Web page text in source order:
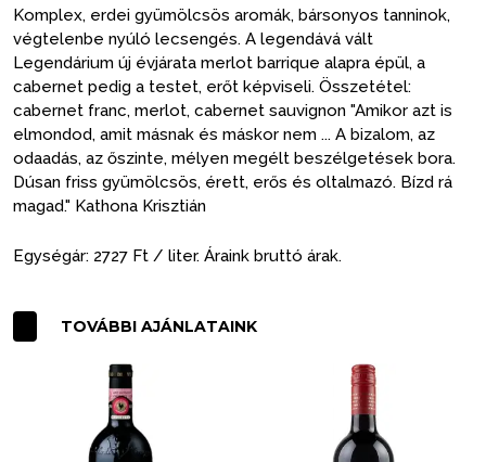
Komplex, erdei gyümölcsös aromák, bársonyos tanninok,
végtelenbe nyúló lecsengés. A legendává vált
Legendárium új évjárata merlot barrique alapra épül, a
cabernet pedig a testet, erőt képviseli. Összetétel:
cabernet franc, merlot, cabernet sauvignon "Amikor azt is
elmondod, amit másnak és máskor nem ... A bizalom, az
odaadás, az őszinte, mélyen megélt beszélgetések bora.
Dúsan friss gyümölcsös, érett, erős és oltalmazó. Bízd rá
magad." Kathona Krisztián
Egységár: 2727 Ft / liter. Áraink bruttó árak.
TOVÁBBI AJÁNLATAINK